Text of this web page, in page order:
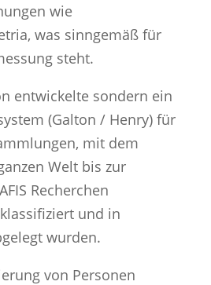
wie
was sinngemäß für
steht.
entwickelte sondern ein
(Galton / Henry) für
mit dem
Welt bis zur
Recherchen
und in
wurden.
von Personen